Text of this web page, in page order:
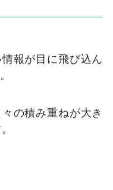
報が目に飛び込ん
の積み重ねが大き